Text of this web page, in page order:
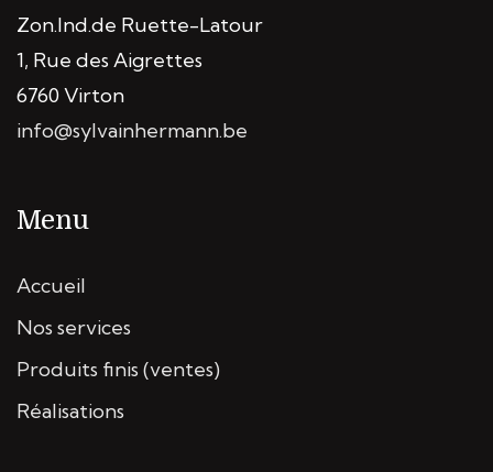
Zon.Ind.de Ruette-Latour
1, Rue des Aigrettes
6760 Virton
info@sylvainhermann.be
Menu
Accueil
Nos services
Produits finis (ventes)
Réalisations